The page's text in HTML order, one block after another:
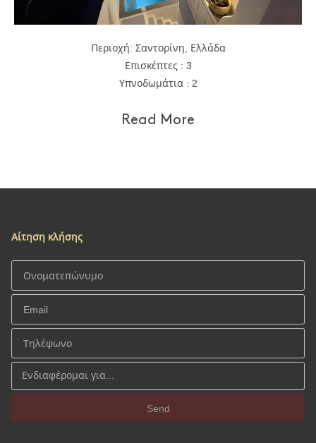
Περιοχή: Σαντορίνη, Ελλάδα
Επισκέπτες : 3
Υπνοδωμάτια : 2
Read More
Αίτηση κλήσης
Send